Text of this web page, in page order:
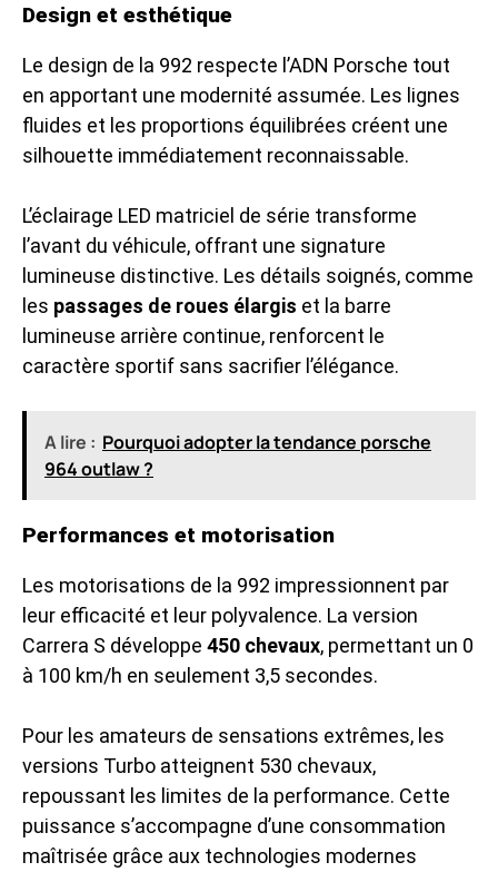
Design et esthétique
Le design de la 992 respecte l’ADN Porsche tout
en apportant une modernité assumée. Les lignes
fluides et les proportions équilibrées créent une
silhouette immédiatement reconnaissable.
L’éclairage LED matriciel de série transforme
l’avant du véhicule, offrant une signature
lumineuse distinctive. Les détails soignés, comme
les passages de roues élargis et la barre
lumineuse arrière continue, renforcent le
caractère sportif sans sacrifier l’élégance.
A lire : Pourquoi adopter la tendance porsche
964 outlaw ?
Performances et motorisation
Les motorisations de la 992 impressionnent par
leur efficacité et leur polyvalence. La version
Carrera S développe 450 chevaux, permettant un 0
à 100 km/h en seulement 3,5 secondes.
Pour les amateurs de sensations extrêmes, les
versions Turbo atteignent 530 chevaux,
repoussant les limites de la performance. Cette
puissance s’accompagne d’une consommation
maîtrisée grâce aux technologies modernes